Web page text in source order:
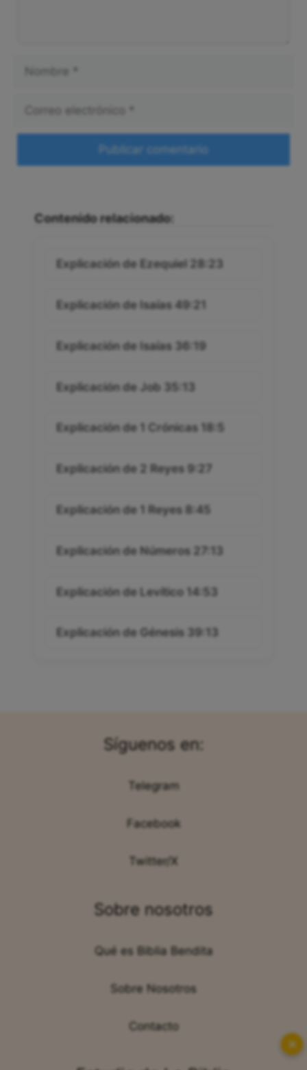
Contenido relacionado:
Explicación de Ezequiel 28:23
Explicación de Isaías 49:21
Explicación de Isaías 36:19
Explicación de Job 35:13
Explicación de 1 Crónicas 18:5
Explicación de 2 Reyes 9:27
Explicación de 1 Reyes 8:45
Explicación de Números 27:13
Explicación de Levítico 14:53
Explicación de Génesis 39:13
Síguenos en:
Telegram
Facebook
Twitter/X
Sobre nosotros
Qué es Biblia Bendita
Sobre Nosotros
Contacto
✕